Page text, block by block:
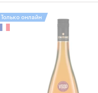
Только онлайн